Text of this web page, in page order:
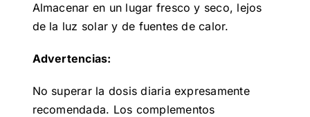
Almacenar en un lugar fresco y seco, lejos
de la luz solar y de fuentes de calor.
Advertencias:
No superar la dosis diaria expresamente
recomendada. Los complementos